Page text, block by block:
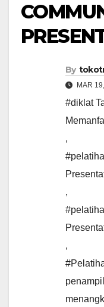
By
MAR
#diklat
,
,
,